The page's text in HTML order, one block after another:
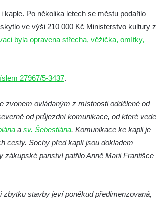
Po několika letech se městu podařilo
ve výši 210 000 Kč Ministerstvo kultury z
byla opravena střecha, věžička, omítky,
27967/5-3437.
zvonem ovládaným z místnosti oddělené od
od průjezdní komunikace, od které vede
a sv. Šebestiána. Komunikace ke kapli je
cesty. Sochy před kaplí jsou dokladem
panství patřilo Anně Marii Františce
stavby jeví poněkud předimenzovaná,